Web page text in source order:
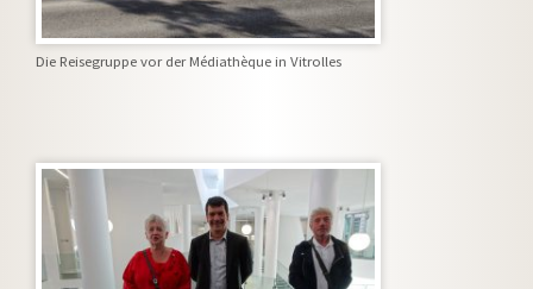
Die Reisegruppe vor der Médiathèque in Vitrolles